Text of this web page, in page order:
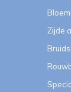
Zijde